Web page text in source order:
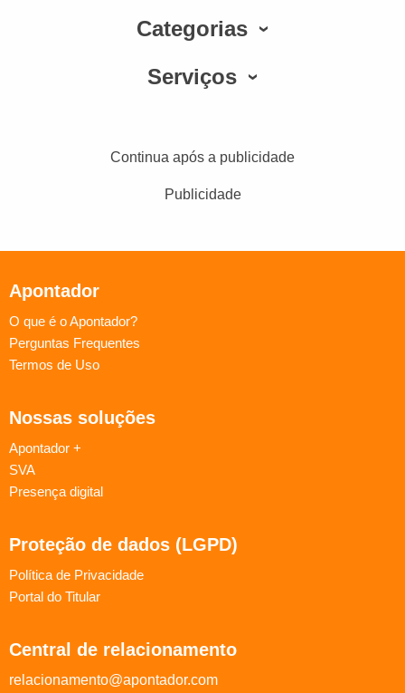
Categorias
Serviços
Continua após a publicidade
Publicidade
Apontador
O que é o Apontador?
Perguntas Frequentes
Termos de Uso
Nossas soluções
Apontador +
SVA
Presença digital
Proteção de dados (LGPD)
Política de Privacidade
Portal do Titular
Central de relacionamento
relacionamento@apontador.com